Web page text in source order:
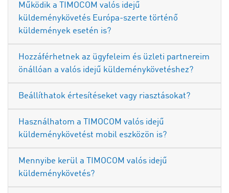
Működik a TIMOCOM valós idejű
küldeménykövetés Európa-szerte történő
küldemények esetén is?
Hozzáférhetnek az ügyfeleim és üzleti partnereim
önállóan a valós idejű küldeménykövetéshez?
Beállíthatok értesítéseket vagy riasztásokat?
Használhatom a TIMOCOM valós idejű
küldeménykövetést mobil eszközön is?
Mennyibe kerül a TIMOCOM valós idejű
küldeménykövetés?